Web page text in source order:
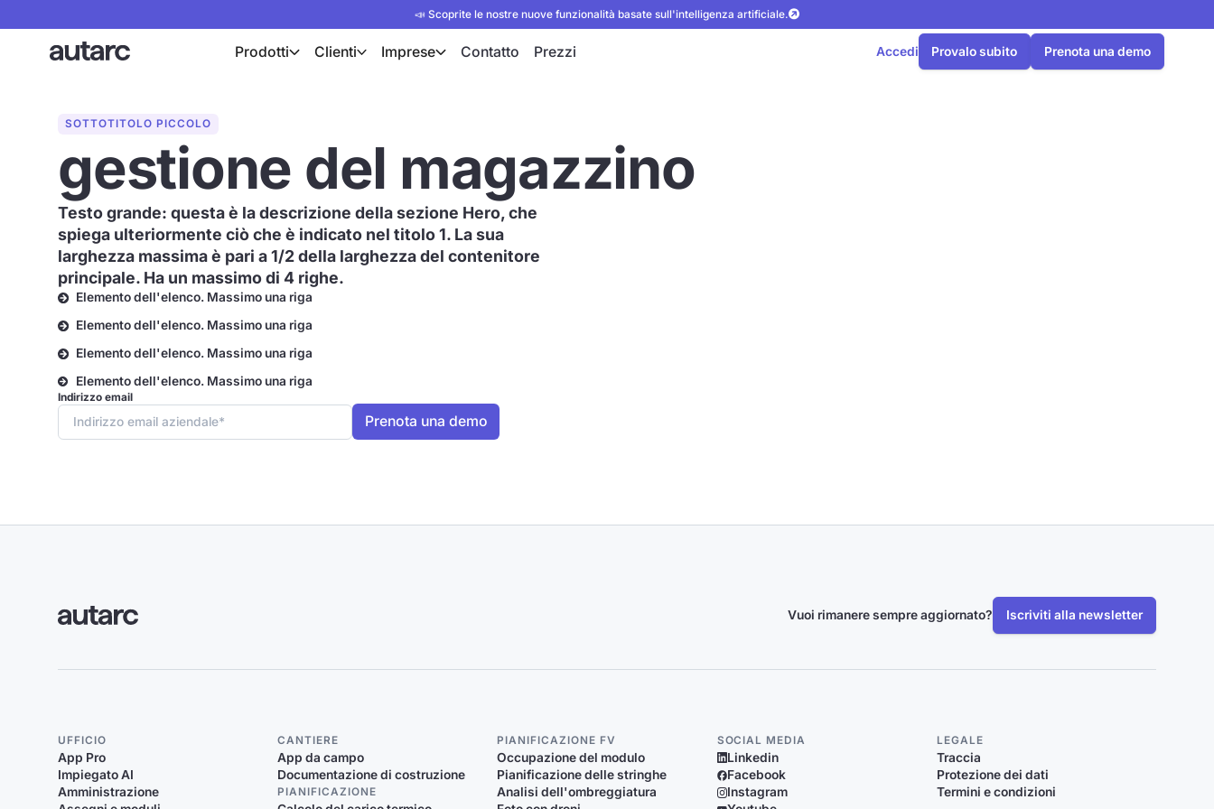
📣 Scoprite le nostre nuove funzionalità basate sull'intelligenza artificiale.
Prodotti Clienti Imprese Contatto Prezzi Accedi Provalo subito Prenota una demo
SOTTOTITOLO PICCOLO
gestione del magazzino
Testo grande: questa è la descrizione della sezione Hero, che
spiega ulteriormente ciò che è indicato nel titolo 1. La sua
larghezza massima è pari a 1/2 della larghezza del contenitore
principale. Ha un massimo di 4 righe.
Elemento dell'elenco. Massimo una riga
Elemento dell'elenco. Massimo una riga
Elemento dell'elenco. Massimo una riga
Elemento dell'elenco. Massimo una riga
Indirizzo email
Vuoi rimanere sempre aggiornato? Iscriviti alla newsletter
UFFICIO
App Pro
Impiegato AI
Amministrazione
CANTIERE
App da campo
Documentazione di costruzione
PIANIFICAZIONE
PIANIFICAZIONE FV
Occupazione del modulo
Pianificazione delle stringhe
Analisi dell'ombreggiatura
SOCIAL MEDIA
Linkedin
Facebook
Instagram
LEGALE
Traccia
Protezione dei dati
Termini e condizioni